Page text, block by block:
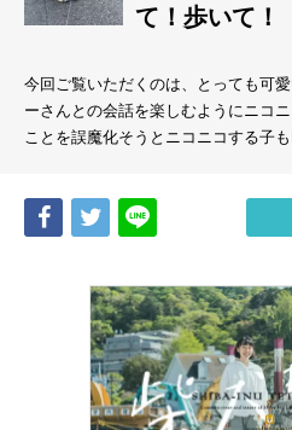
て！歩いて！
今回ご覧いただくのは、とっても可
ーさんとの会話を楽しむようにニコ
ことを誤魔化そうとニコニコする子
Share Tweet